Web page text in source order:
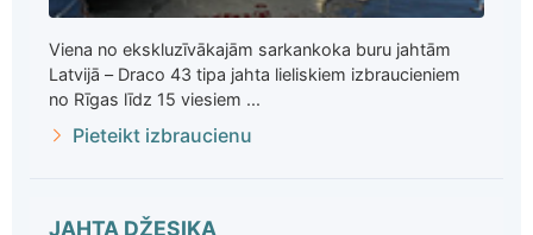
Viena no ekskluzīvākajām sarkankoka buru jahtām
Latvijā – Draco 43 tipa jahta lieliskiem izbraucieniem
no Rīgas līdz 15 viesiem ...
Pieteikt izbraucienu
JAHTA DŽESIKA